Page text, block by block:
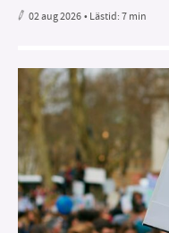
02 aug 2026• Lästid:7 min